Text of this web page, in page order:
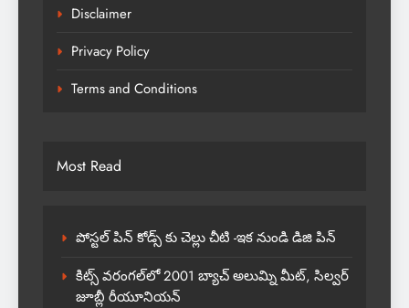
Disclaimer
Privacy Policy
Terms and Conditions
Most Read
పోస్టల్ పిన్ కోడ్స్ కు చెల్లు చీటి -ఇక నుండి డిజి పిన్
కిట్స్ వరంగల్‌లో 2001 బ్యాచ్ అలుమ్ని మీట్, సిల్వర్
జూబ్లీ రీయూనియన్